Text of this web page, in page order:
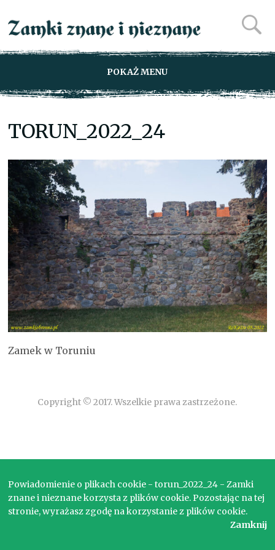
POKAŻ MENU
TORUN_2022_24
Zamek w Toruniu
Copyright © 2017. Wszelkie prawa zastrzeżone.
Powiadomienie o plikach cookie - torun_2022_24 - Zamki
znane i nieznane korzysta z plików cookie. Pozostając na tej
stronie, wyrażasz zgodę na korzystanie z plików cookie.
Zamknij